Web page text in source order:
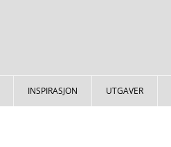
INSPIRASJON UTGAVER